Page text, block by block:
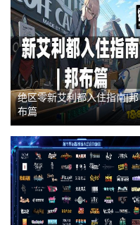
绝区零新艾利都入住指南|邦
布篇